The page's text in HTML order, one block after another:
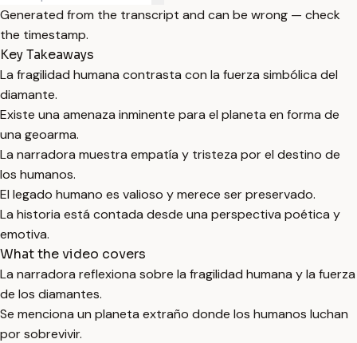
Generated from the transcript and can be wrong — check
the timestamp.
Key Takeaways
La fragilidad humana contrasta con la fuerza simbólica del
diamante.
Existe una amenaza inminente para el planeta en forma de
una geoarma.
La narradora muestra empatía y tristeza por el destino de
los humanos.
El legado humano es valioso y merece ser preservado.
La historia está contada desde una perspectiva poética y
emotiva.
What the video covers
La narradora reflexiona sobre la fragilidad humana y la fuerza
de los diamantes.
Se menciona un planeta extraño donde los humanos luchan
por sobrevivir.